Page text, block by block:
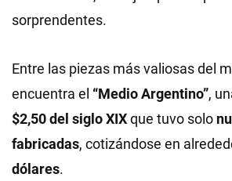
sorprendentes.
Entre las piezas más valiosas del
encuentra el “Medio Argentino”,
$2,50 del siglo XIXque tuvo solo
fabricadas, cotizándose en
dólares.